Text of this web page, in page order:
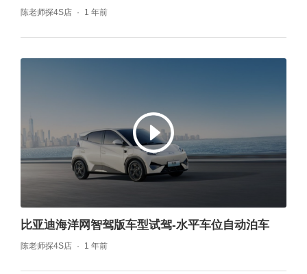
陈老师探4S店 1 年前
比亚迪海洋网智驾版车型试驾-水平车位自动泊车
陈老师探4S店 1 年前